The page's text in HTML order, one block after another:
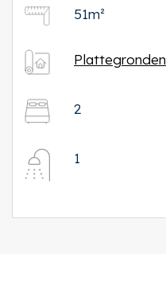
51m²
Plattegronden
2
1